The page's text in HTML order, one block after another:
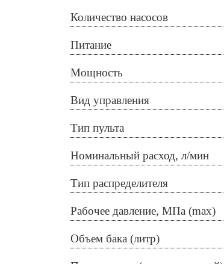
Количество насосов
Питание
Мощность
Вид управления
Тип пульта
Номинальный расход, л/мин
Тип распределителя
Рабочее давление, МПа (max)
Объем бака (литр)